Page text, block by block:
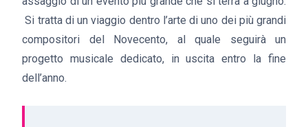
Si tratta di un viaggio dentro l’arte di uno dei più grandi
compositori del Novecento, al quale seguirà un
progetto musicale dedicato, in uscita entro la fine
dell’anno.